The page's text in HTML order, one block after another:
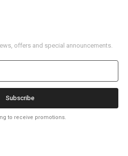
offers and special announcements.
Subscribe
to receive promotions.